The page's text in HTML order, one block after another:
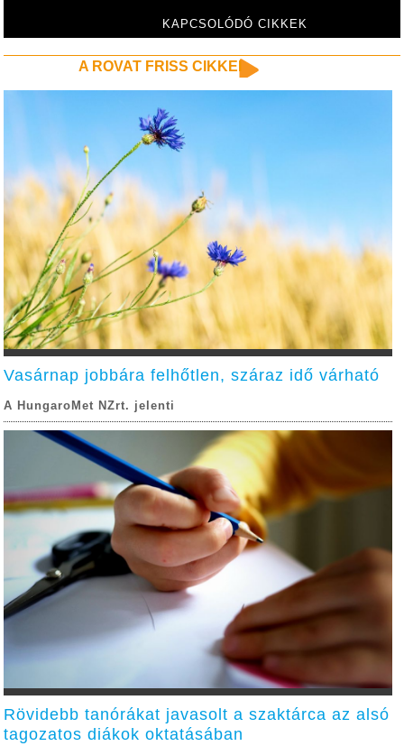
KAPCSOLÓDÓ CIKKEK
A ROVAT FRISS CIKKEI
Vasárnap jobbára felhőtlen, száraz idő várható
A HungaroMet NZrt. jelenti
Rövidebb tanórákat javasolt a szaktárca az alsó
tagozatos diákok oktatásában